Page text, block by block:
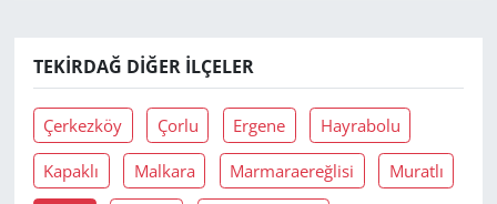
TEKIRDAĞ DIĞER İLÇELER
Çerkezköy Çorlu Ergene Hayrabolu
Kapaklı Malkara Marmaraereğlisi Muratlı